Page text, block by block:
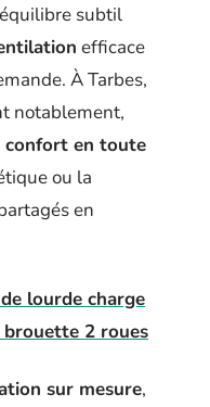
subtil
efficace
À Tarbes,
notablement,
confort en toute
ou la
en
lourde charge
2 roues
sur mesure,